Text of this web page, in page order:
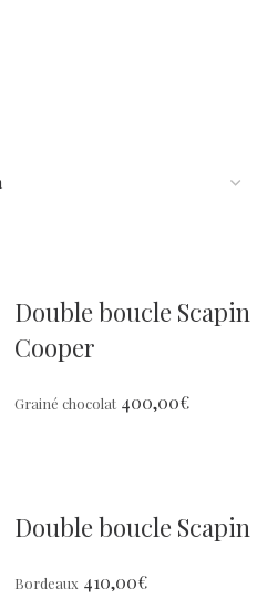
Double boucle Scapin
Cooper
Grainé chocolat 400,00€
Double boucle Scapin
Bordeaux 410,00€